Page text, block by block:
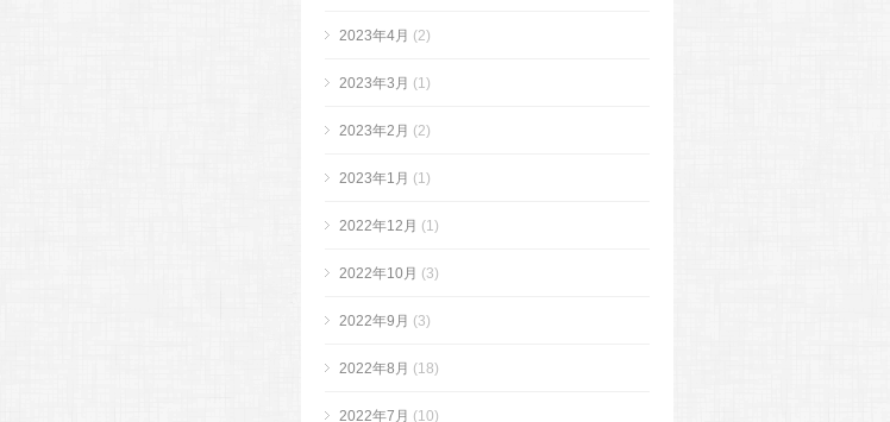
2023年4月 (2)
2023年3月 (1)
2023年2月 (2)
2023年1月 (1)
2022年12月 (1)
2022年10月 (3)
2022年9月 (3)
2022年8月 (18)
2022年7月 (10)